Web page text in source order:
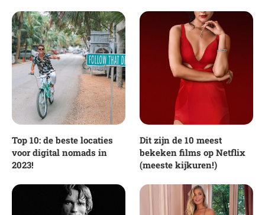
Top 10: de beste locaties
voor digital nomads in
2023!
Dit zijn de 10 meest
bekeken films op Netflix
(meeste kijkuren!)